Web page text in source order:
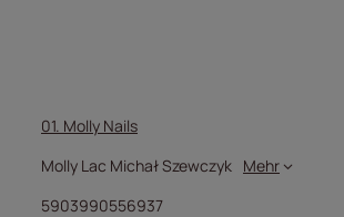
01. Molly Nails
Molly Lac Michał Szewczyk Mehr
5903990556937